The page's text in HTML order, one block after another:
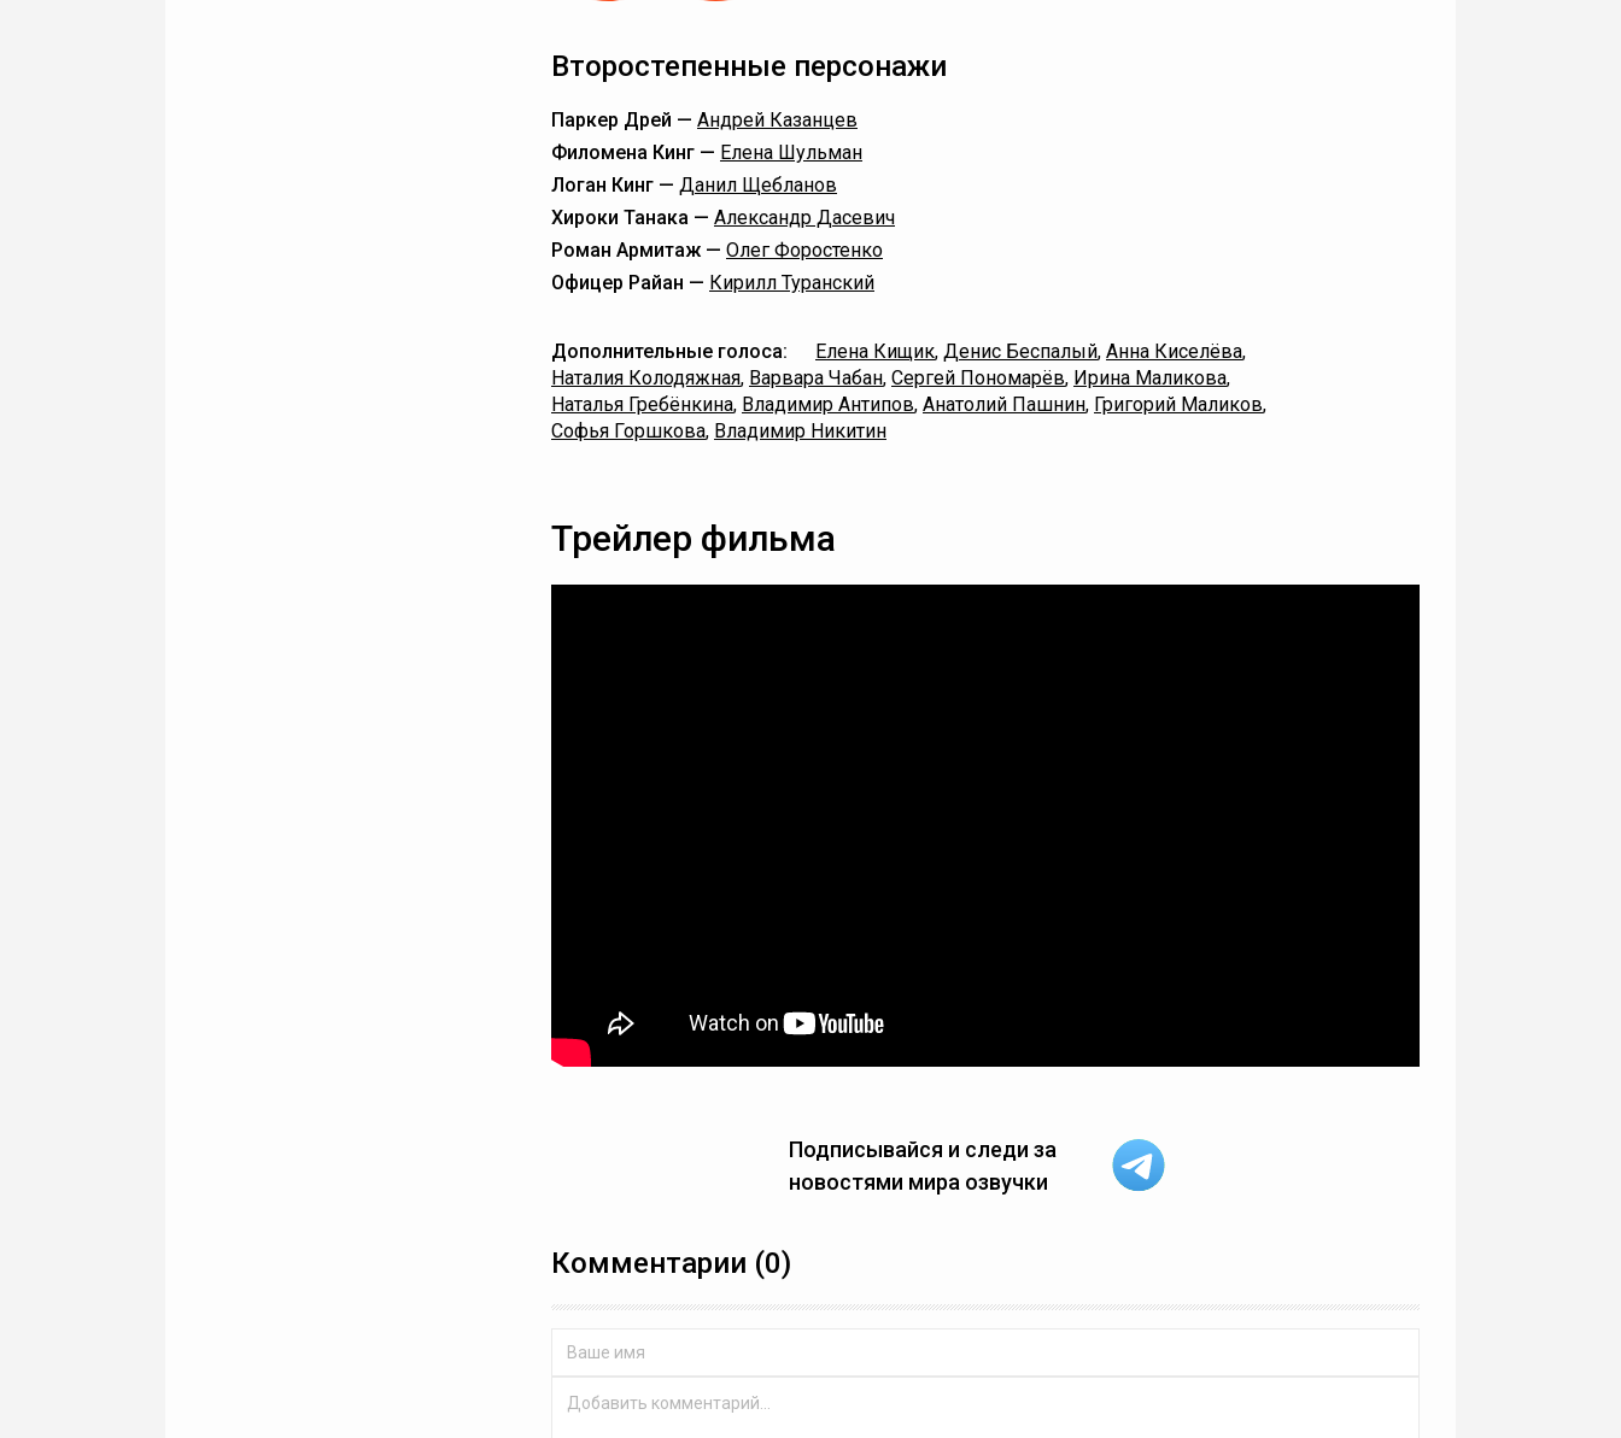
Второстепенные персонажи
Паркер Дрей — Андрей Казанцев
Филомена Кинг — Елена Шульман
Логан Кинг — Данил Щебланов
Хироки Танака — Александр Дасевич
Роман Армитаж — Олег Форостенко
Офицер Райан — Кирилл Туранский
Дополнительные голоса: Елена Кищик, Денис Беспалый, Анна Киселёва,
Наталия Колодяжная, Варвара Чабан, Сергей Пономарёв, Ирина Маликова,
Наталья Гребёнкина, Владимир Антипов, Анатолий Пашнин, Григорий Маликов,
Софья Горшкова, Владимир Никитин
Трейлер фильма
Подписывайся и следи за
новостями мира озвучки
Комментарии (0)